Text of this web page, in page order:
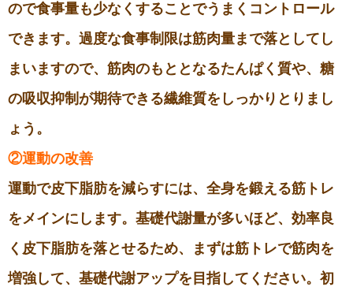
ので食事量も少なくすることでうまくコントロール
できます。過度な食事制限は筋肉量まで落としてし
まいますので、筋肉のもととなるたんぱく質や、糖
の吸収抑制が期待できる繊維質をしっかりとりまし
ょう。
②運動の改善
運動で皮下脂肪を減らすには、全身を鍛える筋トレ
をメインにします。基礎代謝量が多いほど、効率良
く皮下脂肪を落とせるため、まずは筋トレで筋肉を
増強して、基礎代謝アップを目指してください。初